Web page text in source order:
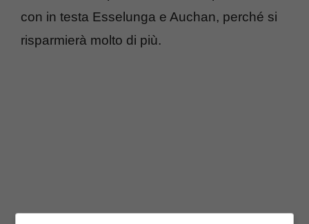
con in testa Esselunga e Auchan, perché si
risparmierà molto di più.